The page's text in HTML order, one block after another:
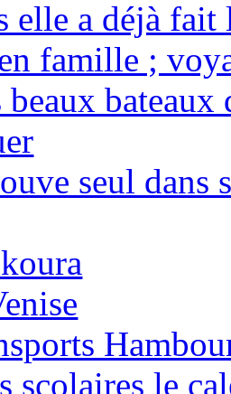
elle a déjà
famille ;
bateaux
seul dans
scolaires le